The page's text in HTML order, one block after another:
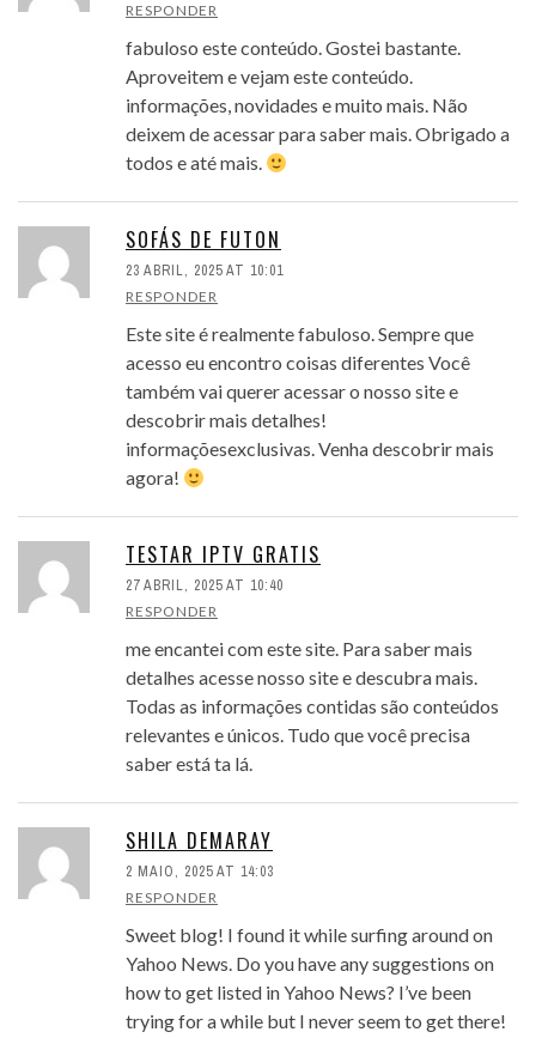
RESPONDER
fabuloso este conteúdo. Gostei bastante.
Aproveitem e vejam este conteúdo.
informações, novidades e muito mais. Não
deixem de acessar para saber mais. Obrigado a
todos e até mais.
SOFÁS DE FUTON
23 ABRIL, 2025 AT 10:01
RESPONDER
Este site é realmente fabuloso. Sempre que
acesso eu encontro coisas diferentes Você
também vai querer acessar o nosso site e
descobrir mais detalhes!
informaçõesexclusivas. Venha descobrir mais
agora!
TESTAR IPTV GRATIS
27 ABRIL, 2025 AT 10:40
RESPONDER
me encantei com este site. Para saber mais
detalhes acesse nosso site e descubra mais.
Todas as informações contidas são conteúdos
relevantes e únicos. Tudo que você precisa
saber está ta lá.
SHILA DEMARAY
2 MAIO, 2025 AT 14:03
RESPONDER
Sweet blog! I found it while surfing around on
Yahoo News. Do you have any suggestions on
how to get listed in Yahoo News? I’ve been
trying for a while but I never seem to get there!